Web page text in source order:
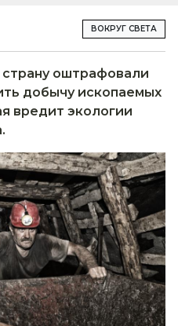
ВОКРУГ СВЕТА
оштрафовали
добычу ископаемых
вредит экологии